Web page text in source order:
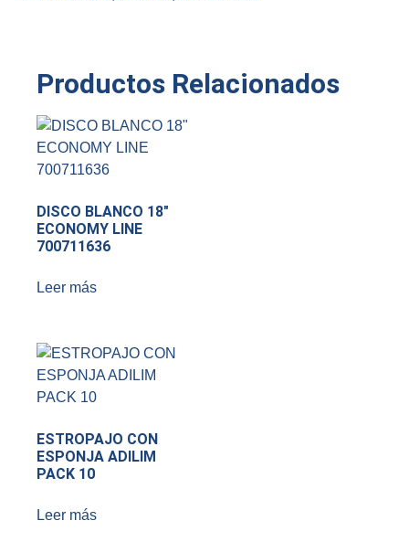
Productos Relacionados
DISCO BLANCO 18″
ECONOMY LINE
700711636
Leer más
ESTROPAJO CON
ESPONJA ADILIM
PACK 10
Leer más